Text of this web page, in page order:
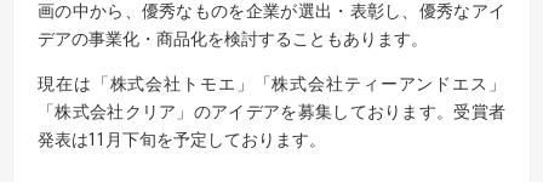
画の中から、優秀なものを企業が選出・表彰し、優秀なアイ
デアの事業化・商品化を検討することもあります。
現在は「株式会社トモエ」「株式会社ティーアンドエス」
「株式会社クリア」のアイデアを募集しております。受賞者
発表は11月下旬を予定しております。